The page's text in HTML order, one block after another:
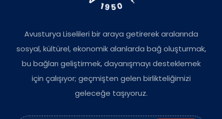
Avusturya Liselileri bir araya getirerek aralarında
sosyal, kültürel, ekonomik alanlarda bağ oluşturmak,
bu bağları geliştirmek, dayanışmayı desteklemek
için çalışıyor; geçmişten gelen birlikteliğimizi
geleceğe taşıyoruz.